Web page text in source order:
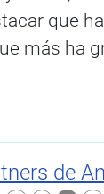
que
más ha
de